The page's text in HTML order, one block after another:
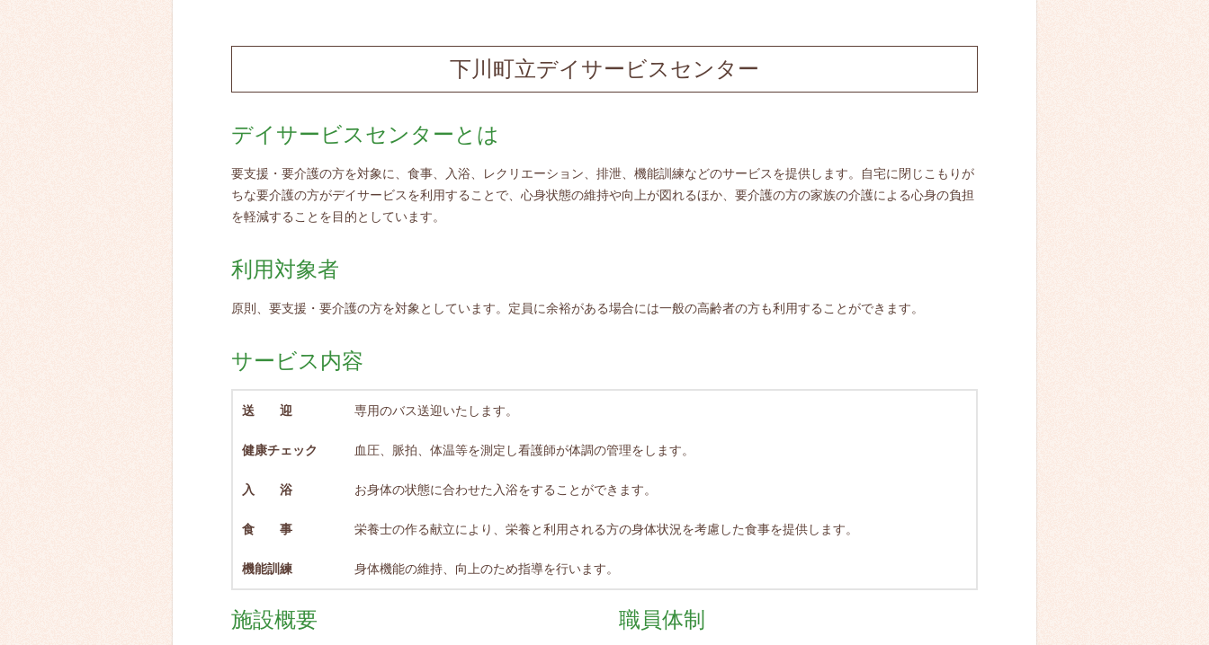
下川町立デイサービスセンター
デイサービスセンターとは
要支援・要介護の方を対象に、食事、入浴、レクリエーション、排泄、機能訓練などのサービスを提供します。自宅に閉じこもりが
ちな要介護の方がデイサービスを利用することで、心身状態の維持や向上が図れるほか、要介護の方の家族の介護による心身の負担
を軽減することを目的としています。
利用対象者
原則、要支援・要介護の方を対象としています。定員に余裕がある場合には一般の高齢者の方も利用することができます。
サービス内容
送 迎 専用のバス送迎いたします。
健康チェック 血圧、脈拍、体温等を測定し看護師が体調の管理をします。
入 浴 お身体の状態に合わせた入浴をすることができます。
食 事 栄養士の作る献立により、栄養と利用される方の身体状況を考慮した食事を提供します。
機能訓練 身体機能の維持、向上のため指導を行います。
施設概要 職員体制